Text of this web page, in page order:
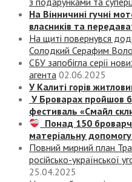
На Вінничині гучні
власників та
На щиті повернувся
Солодкий Серафим
СБУ запобігла серії
агента 02.06.2025
У Калиті горів
У Броварах пройшов
фестиваль «Смайл
Понад 150
матеріальну допомогу
Повний мирний план
російсько-української
25.04.2025